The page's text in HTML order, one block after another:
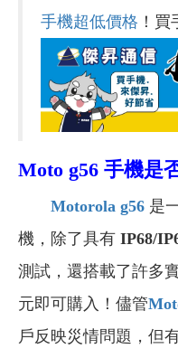
手機超低價格 ！
Moto g56 手機是
Motorola g56 是
機，除了具有 IP68/
測試，還搭載了許多
元即可購入！儘管
戶反映災情問題，但